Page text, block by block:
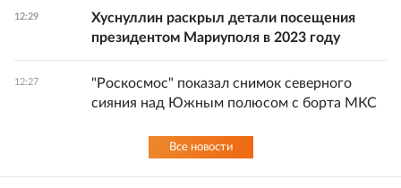
12:29
Хуснуллин раскрыл детали посещения
президентом Мариуполя в 2023 году
12:27
"Роскосмос" показал снимок северного
сияния над Южным полюсом с борта МКС
Все новости